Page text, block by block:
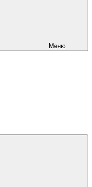
Меню